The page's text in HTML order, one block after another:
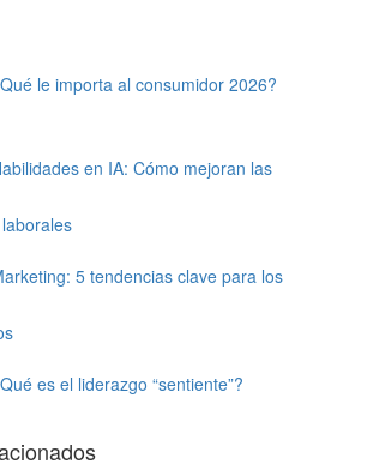
le importa al consumidor 2026?
en IA: Cómo mejoran las
5 tendencias clave para los
es el liderazgo “sentiente”?